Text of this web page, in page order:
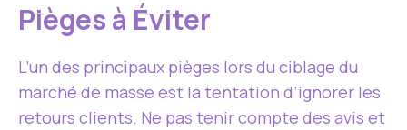
Pièges à Éviter
L’un des principaux pièges lors du ciblage du
marché de masse est la tentation d’ignorer les
retours clients. Ne pas tenir compte des avis et